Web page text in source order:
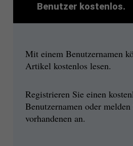
Benutzer kostenlos.
Mit einem Benutzernamen
Artikel kostenlos lesen.
Registrieren Sie einen
Benutzernamen oder
vorhandenen an.